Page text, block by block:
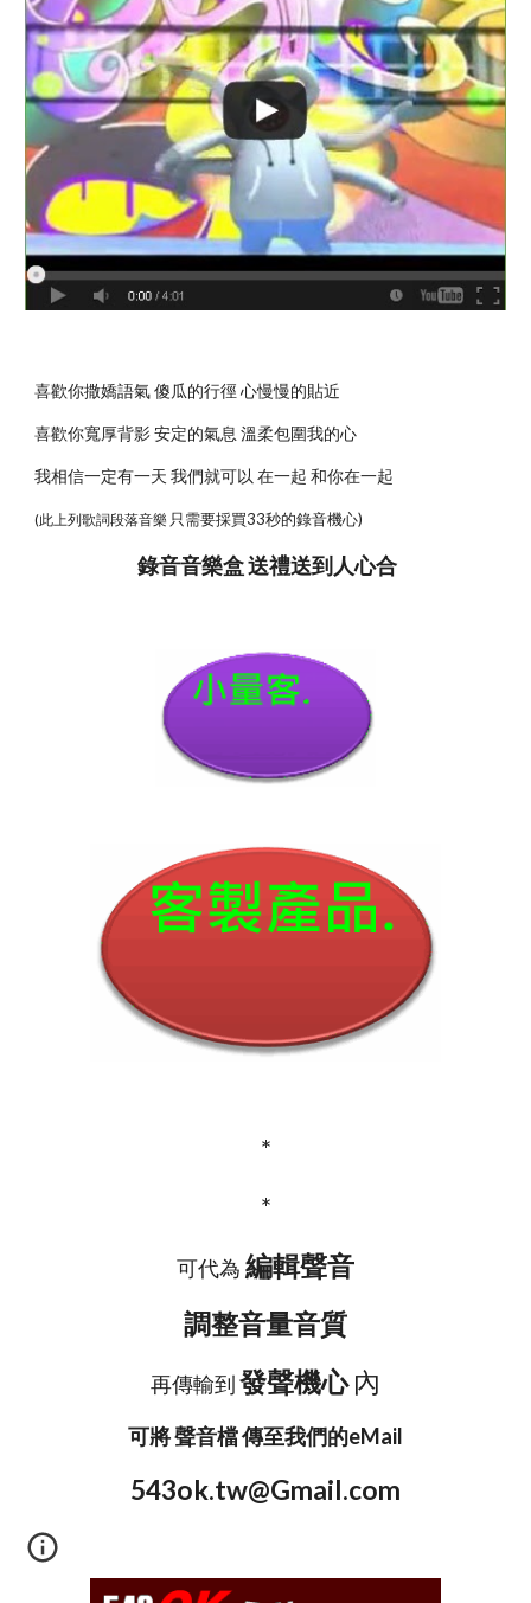
喜歡你撒嬌語氣 傻瓜的行徑 心慢慢的貼近
喜歡你寬厚背影 安定的氣息 溫柔包圍我的心
我相信一定有一天 我們就可以 在一起 和你在一起
(此上列歌詞段落音樂 只需要採買33秒的錄音機心)
錄音音樂盒 送禮送到人心合
*
*
可代為 編輯聲音
調整音量音質
再傳輸到發聲機心內
可將 聲音檔 傳至我們的eMail
543ok.tw@Gmail.com